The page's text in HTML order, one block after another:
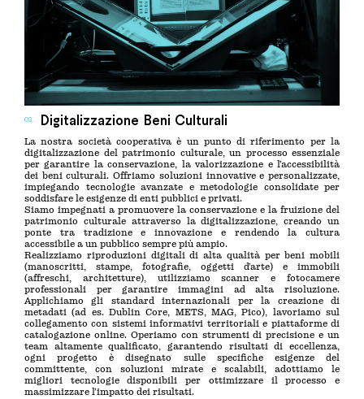
03. Digitalizzazione Beni Culturali
La nostra società cooperativa è un punto di riferimento per la
digitalizzazione del patrimonio culturale, un processo essenziale
per garantire la conservazione, la valorizzazione e l’accessibilità
dei beni culturali. Offriamo soluzioni innovative e personalizzate,
impiegando tecnologie avanzate e metodologie consolidate per
soddisfare le esigenze di enti pubblici e privati.
Siamo impegnati a promuovere la conservazione e la fruizione del
patrimonio culturale attraverso la digitalizzazione, creando un
ponte tra tradizione e innovazione e rendendo la cultura
accessibile a un pubblico sempre più ampio.
Realizziamo riproduzioni digitali di alta qualità per beni mobili
(manoscritti, stampe, fotografie, oggetti d’arte) e immobili
(affreschi, architetture), utilizziamo scanner e fotocamere
professionali per garantire immagini ad alta risoluzione.
Applichiamo gli standard internazionali per la creazione di
metadati (ad es. Dublin Core, METS, MAG, Pico), lavoriamo sul
collegamento con sistemi informativi territoriali e piattaforme di
catalogazione online. Operiamo con strumenti di precisione e un
team altamente qualificato, garantendo risultati di eccellenza,
ogni progetto è disegnato sulle specifiche esigenze del
committente, con soluzioni mirate e scalabili, adottiamo le
migliori tecnologie disponibili per ottimizzare il processo e
massimizzare l’impatto dei risultati.